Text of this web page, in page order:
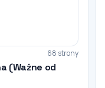
68 strony
(Ważne od